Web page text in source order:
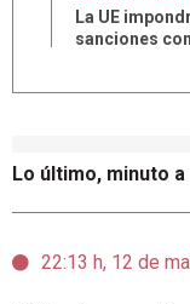
Lo último, minuto
22:13 h, 12 de
La UE
sanciones